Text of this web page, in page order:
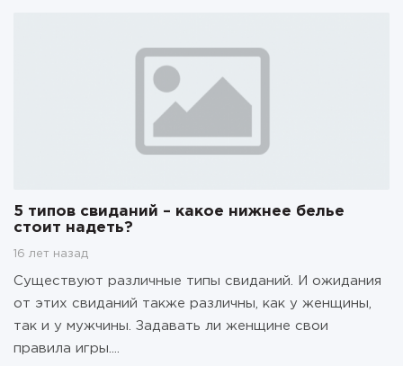
5 типов свиданий – какое нижнее белье
стоит надеть?
16 лет назад
Существуют различные типы свиданий. И ожидания
от этих свиданий также различны, как у женщины,
так и у мужчины. Задавать ли женщине свои
правила игры....